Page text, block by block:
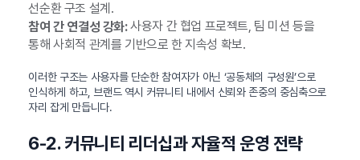
선순환 구조 설계.
참여 간 연결성 강화:사용자 간 협업 프로젝트, 팀 미션 등을
통해 사회적 관계를 기반으로 한 지속성 확보.
이러한 구조는 사용자를 단순한 참여자가 아닌 ‘공동체의 구성원’으로
인식하게 하고, 브랜드 역시 커뮤니티 내에서 신뢰와 존중의 중심축으로
자리 잡게 만듭니다.
6-2. 커뮤니티 리더십과 자율적 운영 전략